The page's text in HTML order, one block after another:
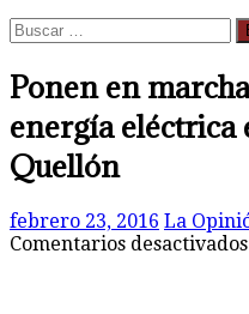
Buscar:
Ponen en
energía eléctrica
Quellón
febrero 23, 2016 La
Comentarios desactivados